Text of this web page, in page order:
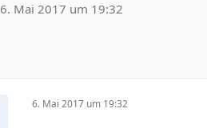
6. Mai 2017 um 19:32
6. Mai 2017 um 19:32